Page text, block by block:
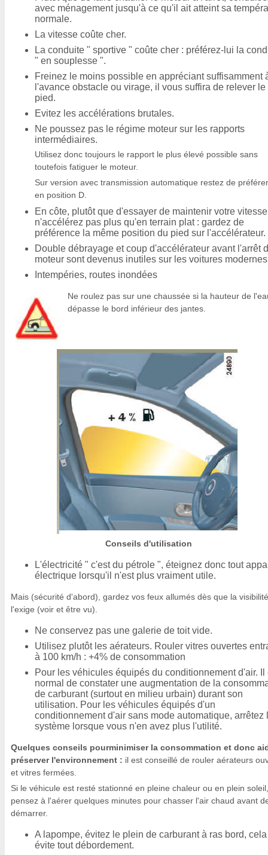
avec ménagement jusqu'à ce qu'il ait atteint sa
normale.
La vitesse coûte cher.
La conduite " sportive " coûte cher : préférez-lui la
" en souplesse ".
Freinez le moins possible en appréciant suffisamment
l'avance obstacle ou virage, il vous suffira de relever le
pied.
Evitez les accélérations brutales.
Ne poussez pas le régime moteur sur les rapports
intermédiaires.
Utilisez donc toujours le rapport le plus élevé possible sans
toutefois fatiguer le moteur.
Sur version avec transmission automatique restez de
en position D.
En côte, plutôt que d'essayer de maintenir votre
n'accélérez pas plus qu'en terrain plat : gardez de
préférence la même position du pied sur l'accélérateur.
Double débrayage et coup d'accélérateur avant l'arrêt
moteur sont devenus inutiles sur les voitures
Intempéries, routes inondées
Ne roulez pas sur une chaussée si la hauteur de
dépasse le bord inférieur des jantes.
Conseils d'utilisation
L'électricité " c'est du pétrole ", éteignez donc tout
électrique lorsqu'il n'est plus vraiment utile.
Mais (sécurité d'abord), gardez vos feux allumés dès que la visibilité
l'exige (voir et être vu).
Ne conservez pas une galerie de toit vide.
Utilisez plutôt les aérateurs. Rouler vitres ouvertes
à 100 km/h : +4% de consommation
Pour les véhicules équipés du conditionnement d'air. Il
normal de constater une augmentation de la
de carburant (surtout en milieu urbain) durant son
utilisation. Pour les véhicules équipés d'un
conditionnement d'air sans mode automatique, arrêtez
système lorsque vous n'en avez plus l'utilité.
Quelques conseils pourminimiser la consommation et donc
préserver l'environnement : il est conseillé de rouler aérateurs
et vitres fermées.
Si le véhicule est resté stationné en pleine chaleur ou en plein soleil,
pensez à l'aérer quelques minutes pour chasser l'air chaud avant
démarrer.
A lapompe, évitez le plein de carburant à ras bord, cela
évite tout débordement.